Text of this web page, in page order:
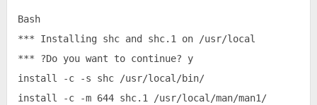
Bash
*** Installing shc and shc.1 on /usr/local
*** ?Do you want to continue? y
install -c -s shc /usr/local/bin/
install -c -m 644 shc.1 /usr/local/man/man1/